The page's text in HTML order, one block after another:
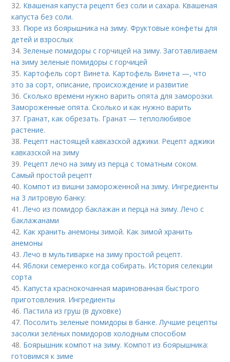
32. Квашеная капуста рецепт без соли и сахара. Квашеная
капуста без соли.
33. Пюре из боярышника на зиму. Фруктовые конфеты для
детей и взрослых
34.Зеленые помидоры с горчицей на зиму. Заготавливаем
на зиму зеленые помидоры с горчицей
35. Картофель сорт Винета. Картофель Винета —, что
это за сорт, описание, происхождение и развитие
36.Сколько времени нужно варить опята для заморозки.
Замороженные опята. Сколько и как нужно варить
37. Гранат, как обрезать. Гранат — теплолюбивое
растение.
38. Рецепт настоящей кавказской аджики. Рецепт аджики
кавказской на зиму
39. Рецепт лечо на зиму из перца с томатным соком.
Самый простой рецепт
40. Компот из вишни замороженной на зиму. Ингредиенты
на 3 литровую банку:
41.Лечо из помидор баклажан и перца на зиму. Лечо с
баклажанами
42. Как хранить анемоны зимой. Как зимой хранить
анемоны
43.Лечо в мультиварке на зиму простой рецепт.
44.Яблоки семеренко когда собирать. История селекции
сорта
45. Капуста краснокочанная маринованная быстрого
приготовления. Ингредиенты
46. Пастила из груш (в духовке)
47. Посолить зеленые помидоры в банке. Лучшие рецепты
засолки зелёных помидоров холодным способом
48. Боярышник компот на зиму. Компот из боярышника:
готовимся к зиме